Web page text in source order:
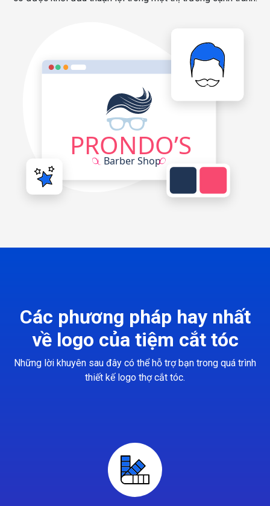
Các phương pháp hay nhất
về logo của tiệm cắt tóc
Những lời khuyên sau đây có thể hỗ trợ bạn trong quá trình
thiết kế logo thợ cắt tóc.